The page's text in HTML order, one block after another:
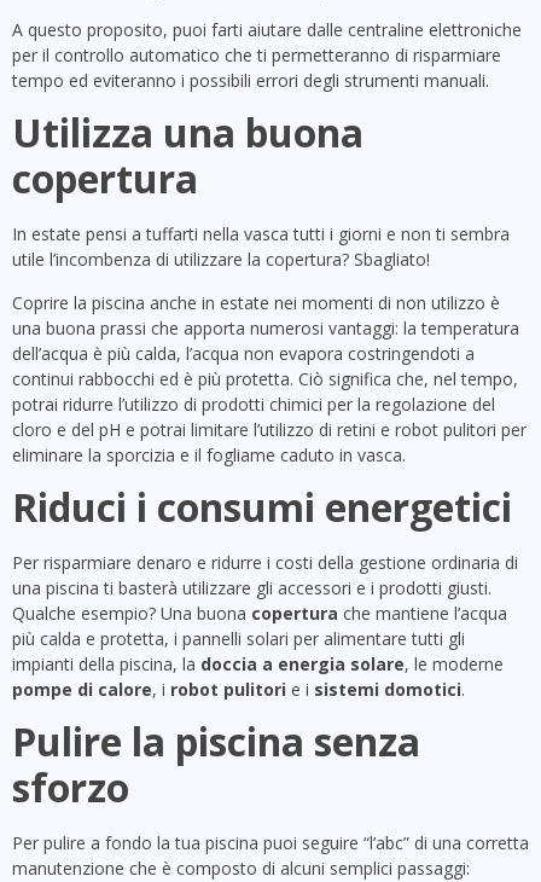
A questo proposito, puoi farti aiutare dalle centraline elettroniche
per il controllo automatico che ti permetteranno di risparmiare
tempo ed eviteranno i possibili errori degli strumenti manuali.
Utilizza una buona
copertura
In estate pensi a tuffarti nella vasca tutti i giorni e non ti sembra
utile l’incombenza di utilizzare la copertura? Sbagliato!
Coprire la piscina anche in estate nei momenti di non utilizzo è
una buona prassi che apporta numerosi vantaggi: la temperatura
dell’acqua è più calda, l’acqua non evapora costringendoti a
continui rabbocchi ed è più protetta. Ciò significa che, nel tempo,
potrai ridurre l’utilizzo di prodotti chimici per la regolazione del
cloro e del pH e potrai limitare l’utilizzo di retini e robot pulitori per
eliminare la sporcizia e il fogliame caduto in vasca.
Riduci i consumi energetici
Per risparmiare denaro e ridurre i costi della gestione ordinaria di
una piscina ti basterà utilizzare gli accessori e i prodotti giusti.
Qualche esempio? Una buona copertura che mantiene l’acqua
più calda e protetta, i pannelli solari per alimentare tutti gli
impianti della piscina, la doccia a energia solare, le moderne
pompe di calore, i robot pulitori e i sistemi domotici.
Pulire la piscina senza
sforzo
Per pulire a fondo la tua piscina puoi seguire “l’abc” di una corretta
manutenzione che è composto di alcuni semplici passaggi: